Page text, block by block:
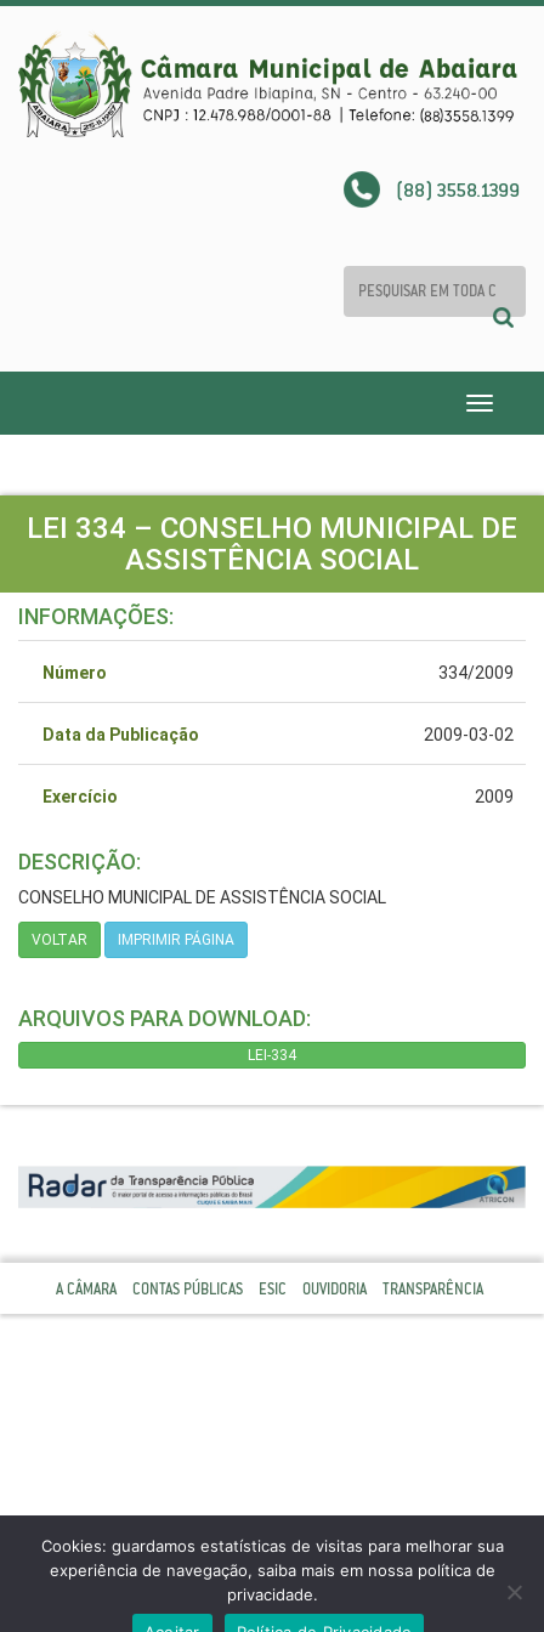
(88) 3558.1399
Toggle
LEI 334 – CONSELHO MUNICIPAL DE
ASSISTÊNCIA SOCIAL
INFORMAÇÕES:
Número 334/2009
Data da Publicação 2009-03-02
Exercício 2009
DESCRIÇÃO:
CONSELHO MUNICIPAL DE ASSISTÊNCIA SOCIAL
VOLTAR IMPRIMIR PÁGINA
ARQUIVOS PARA DOWNLOAD:
LEI-334
A CÂMARA CONTAS PÚBLICAS ESIC OUVIDORIA TRANSPARÊNCIA
Cookies: guardamos estatísticas de visitas para melhorar sua
experiência de navegação, saiba mais em nossa política de
privacidade.